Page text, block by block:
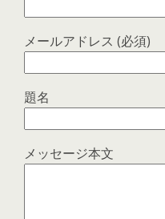
メールアドレス (必須)
題名
メッセージ本文